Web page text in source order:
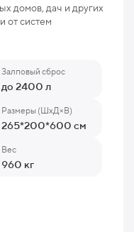
домов, дач и других
от систем
Залповый сброс
до 2400 л
Размеры (ШхД×В)
265*200*600 см
Вес
960 кг